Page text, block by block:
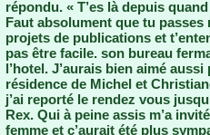
répondu. « T’es là depuis
Faut absolument que tu
projets de publications et
pas être facile. son bureau
l’hotel. J’aurais bien aimé
résidence de Michel et
j’ai reporté le rendez vous
Rex. Qui à peine assis m’a
femme et c’aurait été plus